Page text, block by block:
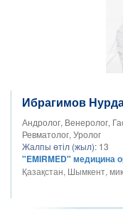
Ибрагимов
Андролог, Венеролог,
Ревматолог, Уролог
Жалпы өтіл (жыл): 13
"EMIRMED" медицина
Қазақстан, Шымкент,